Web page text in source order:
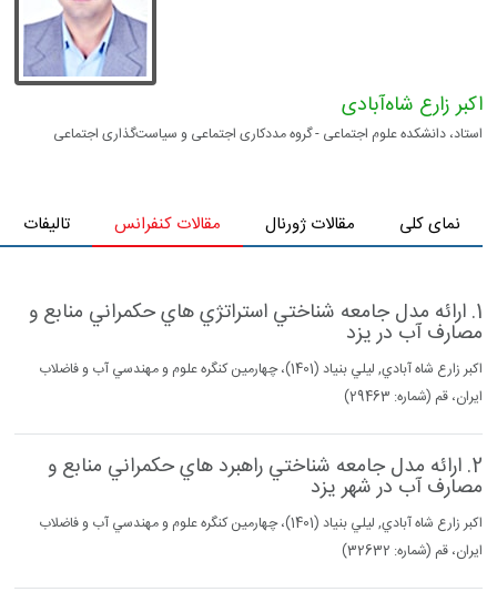
اکبر زارع شاه‌آبادی
استاد، دانشکده علوم اجتماعی - گروه مددکاری اجتماعی و سیاست‌گذاری اجتماعی
نمای کلی مقالات ژورنال مقالات کنفرانس تالیفات
1. ارائه مدل جامعه شناختي استراتژي هاي حكمراني منابع و
مصارف آب در يزد
اكبر زارع شاه آبادي, ليلي بنياد (1401)، چهارمين كنگره علوم و مهندسي آب و فاضلاب
ايران، قم (شماره: 29463)
2. ارائه مدل جامعه شناختي راهبرد هاي حكمراني منابع و
مصارف آب در شهر يزد
اكبر زارع شاه آبادي, ليلي بنياد (1401)، چهارمين كنگره علوم و مهندسي آب و فاضلاب
ايران، قم (شماره: 32632)